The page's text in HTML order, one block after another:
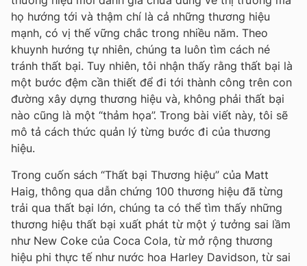
họ hướng tới và thậm chí là cả những thương hiệu
mạnh, có vị thế vững chắc trong nhiều năm. Theo
khuynh hướng tự nhiên, chúng ta luôn tìm cách né
tránh thất bại. Tuy nhiên, tôi nhận thấy rằng thất bại là
một bước đệm cần thiết để đi tới thành công trên con
đường xây dựng thương hiệu và, không phải thất bại
nào cũng là một “thảm họa”. Trong bài viết này, tôi sẽ
mô tả cách thức quản lý từng bước đi của thương
hiệu.
Trong cuốn sách “Thất bại Thương hiệu” của Matt
Haig, thông qua dẫn chứng 100 thương hiệu đã từng
trải qua thất bại lớn, chúng ta có thể tìm thấy những
thương hiệu thất bại xuất phát từ một ý tưởng sai lầm
như New Coke của Coca Cola, từ mở rộng thương
hiệu phi thực tế như nước hoa Harley Davidson, từ sai